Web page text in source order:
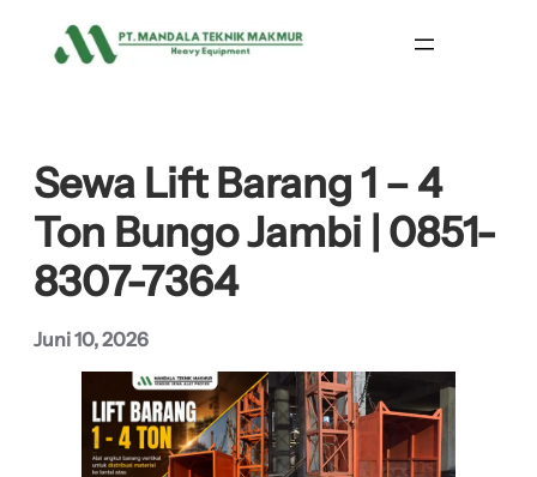
Sewa Lift Barang 1 – 4
Ton Bungo Jambi | 0851-
8307-7364
Juni 10, 2026